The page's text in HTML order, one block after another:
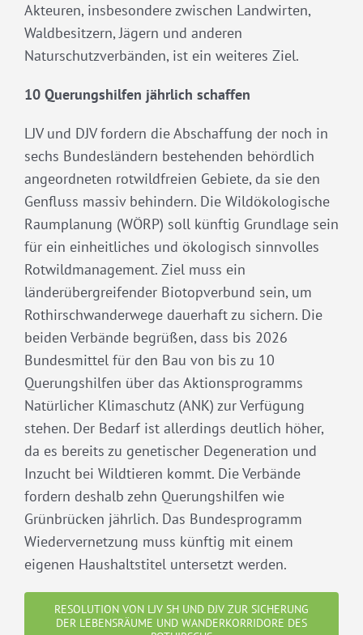
Akteuren, insbesondere zwischen Landwirten,
Waldbesitzern, Jägern und anderen
Naturschutzverbänden, ist ein weiteres Ziel.
10 Querungshilfen jährlich schaffen
LJV und DJV fordern die Abschaffung der noch in
sechs Bundesländern bestehenden behördlich
angeordneten rotwildfreien Gebiete, da sie den
Genfluss massiv behindern. Die Wildökologische
Raumplanung (WÖRP) soll künftig Grundlage sein
für ein einheitliches und ökologisch sinnvolles
Rotwildmanagement. Ziel muss ein
länderübergreifender Biotopverbund sein, um
Rothirschwanderwege dauerhaft zu sichern. Die
beiden Verbände begrüßen, dass bis 2026
Bundesmittel für den Bau von bis zu 10
Querungshilfen über das Aktionsprogramms
Natürlicher Klimaschutz (ANK) zur Verfügung
stehen. Der Bedarf ist allerdings deutlich höher,
da es bereits zu genetischer Degeneration und
Inzucht bei Wildtieren kommt. Die Verbände
fordern deshalb zehn Querungshilfen wie
Grünbrücken jährlich. Das Bundesprogramm
Wiedervernetzung muss künftig mit einem
eigenen Haushaltstitel untersetzt werden.
RESOLUTION VON LJV SH UND DJV ZUR SICHERUNG
DER LEBENSRÄUME UND WANDERKORRIDORE DES